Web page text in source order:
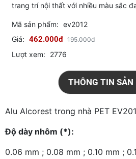
trang trí nội thất với nhiều màu sắc
Mã sản phẩm: ev2012
Giá: 462.000đ 195.000đ
Lượt xem: 2776
THÔNG TIN SẢN
Alu Alcorest trong nhà PET
Độ dày nhôm (*):
0.06 mm ; 0.08 mm ; 0.10 mm ;